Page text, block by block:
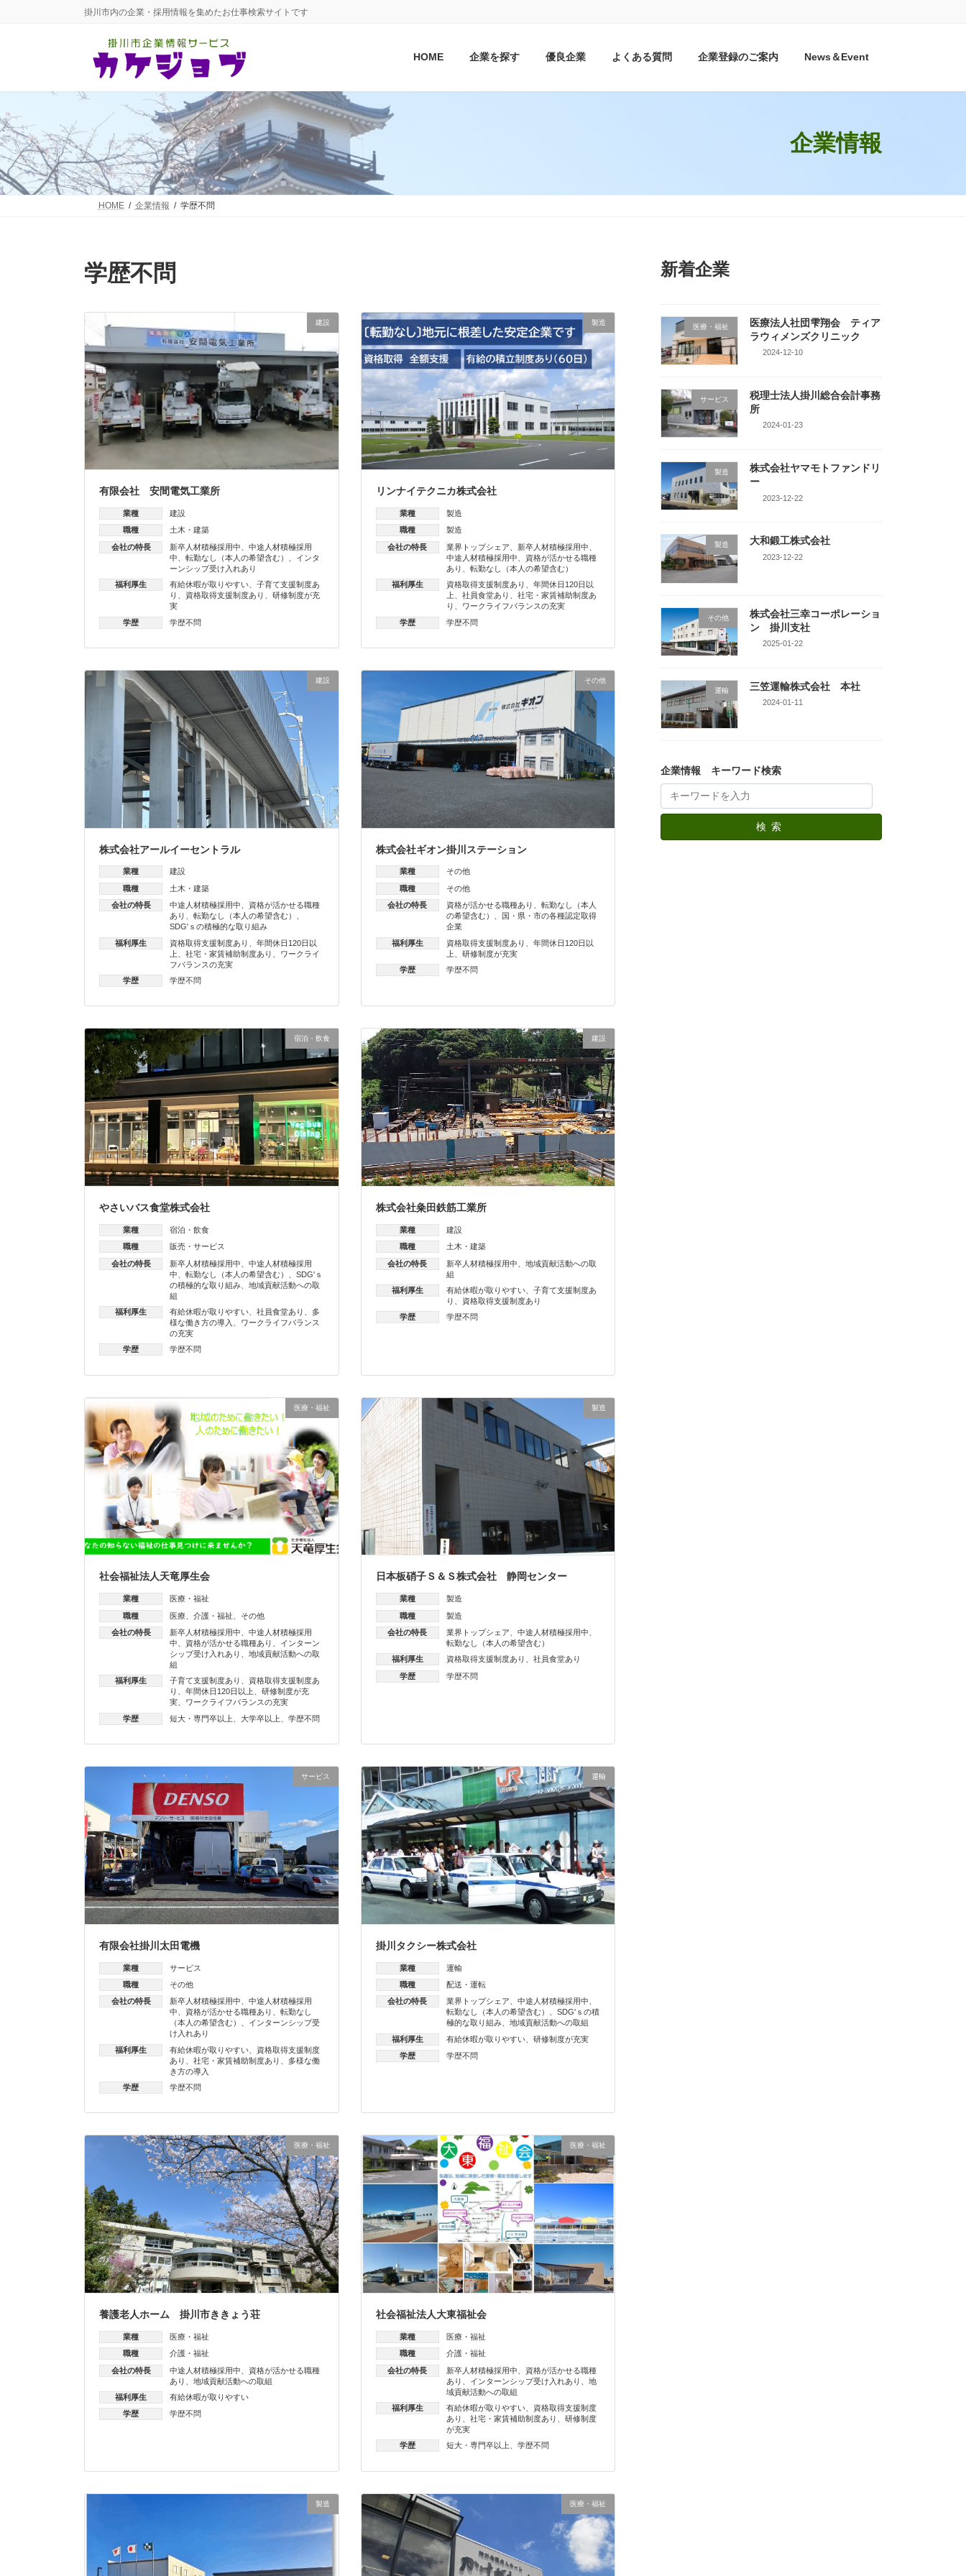
キ
ッ
プ
に
移
動
掛川市内の企業・採用情報を集めたお仕事検索サイトです
HOME 企業を探す 優良企業 よくある質問 企業登録のご案内 News＆Event
企業情報
HOME 企業情報 学歴不問
学歴不問
建設
有限会社 安間電気工業所
業種
建設
職種
土木・建築
会社の特長
新卒人材積極採用中
中途人材積極採用
中
転勤なし（本人の希望含む）
インタ
ーンシップ受け入れあり
福利厚生
有給休暇が取りやすい
子育て支援制度あ
り
資格取得支援制度あり
研修制度が充
実
学歴
学歴不問
製造
リンナイテクニカ株式会社
業種
製造
職種
製造
会社の特長
業界トップシェア 新卒人材積極採用中
中途人材積極採用中
資格が活かせる職種
あり
転勤なし（本人の希望含む）
福利厚生
資格取得支援制度あり
年間休日120日以
上
社員食堂あり
社宅・家賃補助制度あ
り
ワークライフバランスの充実
学歴
学歴不問
建設
株式会社アールイーセントラル
業種
建設
職種
土木・建築
会社の特長
中途人材積極採用中
資格が活かせる職種
あり
転勤なし（本人の希望含む）
SDG'ｓの積極的な取り組み
福利厚生
資格取得支援制度あり
年間休日120日以
上
社宅・家賃補助制度あり
ワークライ
フバランスの充実
学歴
学歴不問
その他
株式会社ギオン掛川ステーション
業種
その他
職種
その他
会社の特長
資格が活かせる職種あり
転勤なし（本人
の希望含む）
国・県・市の各種認定取得
企業
福利厚生
資格取得支援制度あり
年間休日120日以
上
研修制度が充実
学歴
学歴不問
宿泊・飲食
やさいバス食堂株式会社
業種
宿泊・飲食
職種
販売・サービス
会社の特長
新卒人材積極採用中
中途人材積極採用
中
転勤なし（本人の希望含む）
SDG'ｓ
の積極的な取り組み
地域貢献活動への取
組
福利厚生
有給休暇が取りやすい 社員食堂あり
多
様な働き方の導入
ワークライフバランス
の充実
学歴
学歴不問
建設
株式会社粂田鉄筋工業所
業種
建設
職種
土木・建築
会社の特長
新卒人材積極採用中
地域貢献活動への取
組
福利厚生
有給休暇が取りやすい、 子育て支援制度あ
り
資格取得支援制度あり
学歴
学歴不問
医療・福祉
社会福祉法人天竜厚生会
業種
医療・福祉
職種
医療 介護・福祉
その他
会社の特長
新卒人材積極採用中
中途人材積極採用
中
資格が活かせる職種あり
インターン
シップ受け入れあり
地域貢献活動への取
組
福利厚生
子育て支援制度あり
資格取得支援制度あ
り
年間休日120日以上
研修制度が充
実
ワークライフバランスの充実
学歴
短大・専門卒以上 大学卒以上 学歴不問
製造
日本板硝子Ｓ＆Ｓ株式会社 静岡センター
業種
製造
職種
製造
会社の特長
業界トップシェア 中途人材積極採用中
転勤なし（本人の希望含む）
福利厚生
資格取得支援制度あり
社員食堂あり
学歴
学歴不問
サービス
有限会社掛川太田電機
業種
サービス
職種
その他
会社の特長
新卒人材積極採用中
中途人材積極採用
中
資格が活かせる職種あり
転勤なし
（本人の希望含む）
インターンシップ受
け入れあり
福利厚生
有給休暇が取りやすい
資格取得支援制度
あり
社宅・家賃補助制度あり
多様な働
き方の導入
学歴
学歴不問
運輸
掛川タクシー株式会社
業種
運輸
職種
配送・運転
会社の特長
業界トップシェア 中途人材積極採用中
転勤なし（本人の希望含む）
SDG'ｓの積
極的な取り組み、 地域貢献活動への取組
福利厚生
有給休暇が取りやすい、 研修制度が充実
学歴
学歴不問
医療・福祉
養護老人ホーム 掛川市ききょう荘
業種
医療・福祉
職種
介護・福祉
会社の特長
中途人材積極採用中
資格が活かせる職種
あり
地域貢献活動への取組
福利厚生
有給休暇が取りやすい
学歴
学歴不問
医療・福祉
社会福祉法人大東福祉会
業種
医療・福祉
職種
介護・福祉
会社の特長
新卒人材積極採用中
資格が活かせる職種
あり
インターンシップ受け入れあり
地
域貢献活動への取組
福利厚生
有給休暇が取りやすい、
資格取得支援制度
あり
社宅・家賃補助制度あり
研修制度
が充実
学歴
短大・専門卒以上、 学歴不問
製造 医療・福祉
新着企業
医療・福祉
医療法人社団雫翔会 ティア
ラウィメンズクリニック
2024-12-10
サービス
税理士法人掛川総合会計事務
所
2024-01-23
製造
株式会社ヤマモトファンドリ
ー
2023-12-22
製造 大和鍛工株式会社
2023-12-22
その他
株式会社三幸コーポレーショ
ン 掛川支社
2025-01-22
運輸 三笠運輸株式会社 本社
2024-01-11
企業情報 キーワード検索
検索